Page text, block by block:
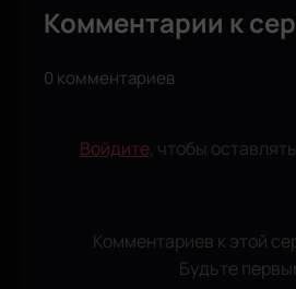
Комментарии к
0 комментариев
Войдите, чтобы
Комментариев к этой
Будьте